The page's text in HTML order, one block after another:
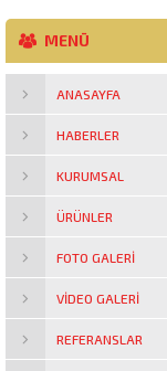
MENÜ
ANASAYFA
HABERLER
KURUMSAL
ÜRÜNLER
FOTO GALERI
VIDEO GALERI
REFERANSLAR